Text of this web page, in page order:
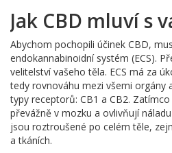
Jak CBD mluví s
Abychom pochopili účinek CBD,
endokannabinoidní systém (ECS).
velitelství vašeho těla. ECS má za
tedy rovnováhu mezi všemi orgány
typy receptorů: CB1 a CB2.
převážně v mozku a ovlivňují
jsou roztroušené po celém těle,
a tkáních.